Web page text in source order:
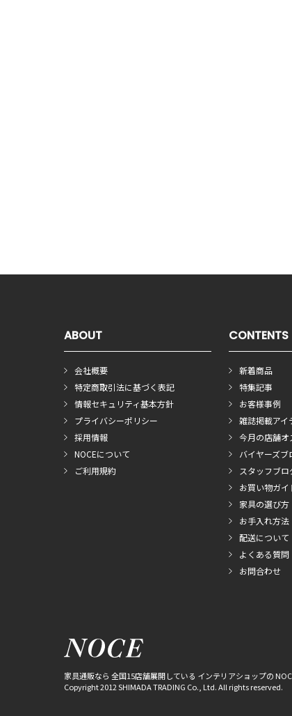
ABOUT
会社概要
特定商取引法に基づく表記
情報セキュリティ基本方針
プライバシーポリシー
採用情報
NOCEについて
ご利用規約
CONTENTS
新着商品
特集記事
お客様事例
雑誌掲載アイ
今月の店舗オ
バイヤーズブ
スタッフブロ
お買い物ガイ
家具の選び方
お手入れ方法
配送について
よくある質問
お問合わせ
家具通販なら 全国15店舗展開している インテリアショップの
Copyright 2012 SHIMADA TRADING Co., Ltd. All rights reserved.